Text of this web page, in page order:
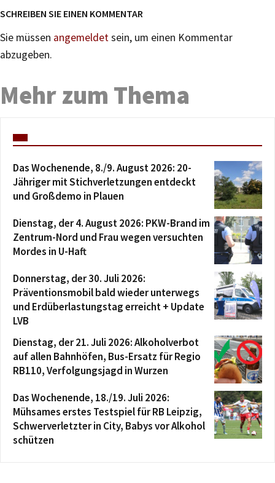
SCHREIBEN SIE EINEN KOMMENTAR
Sie müssen angemeldetsein, um einen Kommentar
abzugeben.
Mehr zum Thema
Das Wochenende, 8./9. August 2026: 20-
Jähriger mit Stichverletzungen entdeckt
und Großdemo in Plauen
Dienstag, der 4. August 2026: PKW-Brand im
Zentrum-Nord und Frau wegen versuchten
Mordes in U-Haft
Donnerstag, der 30. Juli 2026:
Präventionsmobil bald wieder unterwegs
und Erdüberlastungstag erreicht + Update
LVB
Dienstag, der 21. Juli 2026: Alkoholverbot
auf allen Bahnhöfen, Bus-Ersatz für Regio
RB110, Verfolgungsjagd in Wurzen
Das Wochenende, 18./19. Juli 2026:
Mühsames erstes Testspiel für RB Leipzig,
Schwerverletzter in City, Babys vor Alkohol
schützen